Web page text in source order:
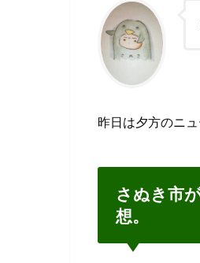
昨日は夕方のニ
さぬき市
想。